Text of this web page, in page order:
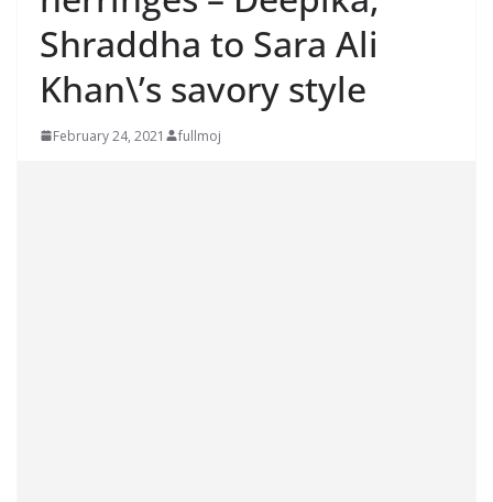
Shraddha to Sara Ali
Khan\’s savory style
February 24, 2021 fullmoj